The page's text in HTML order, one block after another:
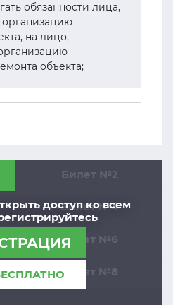
обязанности лица,
организацию
на лицо,
объекта;
доступ ко всем
Билет №2
Билет №4
Билет №6
Билет №8